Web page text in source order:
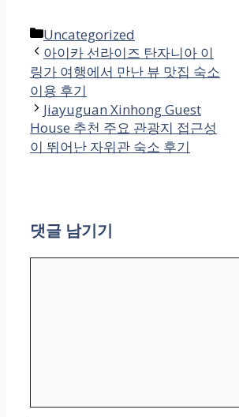
카
테
고
리
Uncategorized
아이카 선라이즈 탄자니아 이
링가 여행에서 만난 뷰 맛집 숙소
이용 후기
Jiayuguan Xinhong Guest
House 추천 주요 관광지 접근성
이 뛰어난 자위관 숙소 후기
댓글 남기기